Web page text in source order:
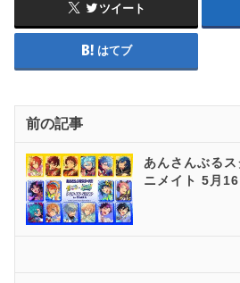
ツイート
はてブ
前の記事
あんさんぶる
ニメイト 5月